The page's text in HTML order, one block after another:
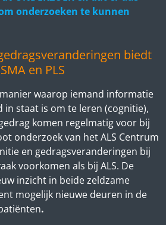
onderzoeken te kunnen
biedt
en PLS
waarop iemand informatie
in staat is om te leren (cognitie),
komen regelmatig voor bij
onderzoek van het ALS Centrum
en gedragsveranderingen bij
voorkomen als bij ALS. De
inzicht in beide zeldzame
mogelijk nieuwe deuren in de
.